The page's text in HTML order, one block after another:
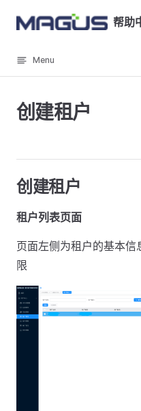
Skip to content 帮助
Menu
创建租户
创建租户
租户列表页面
页面左侧为租户的基本
限